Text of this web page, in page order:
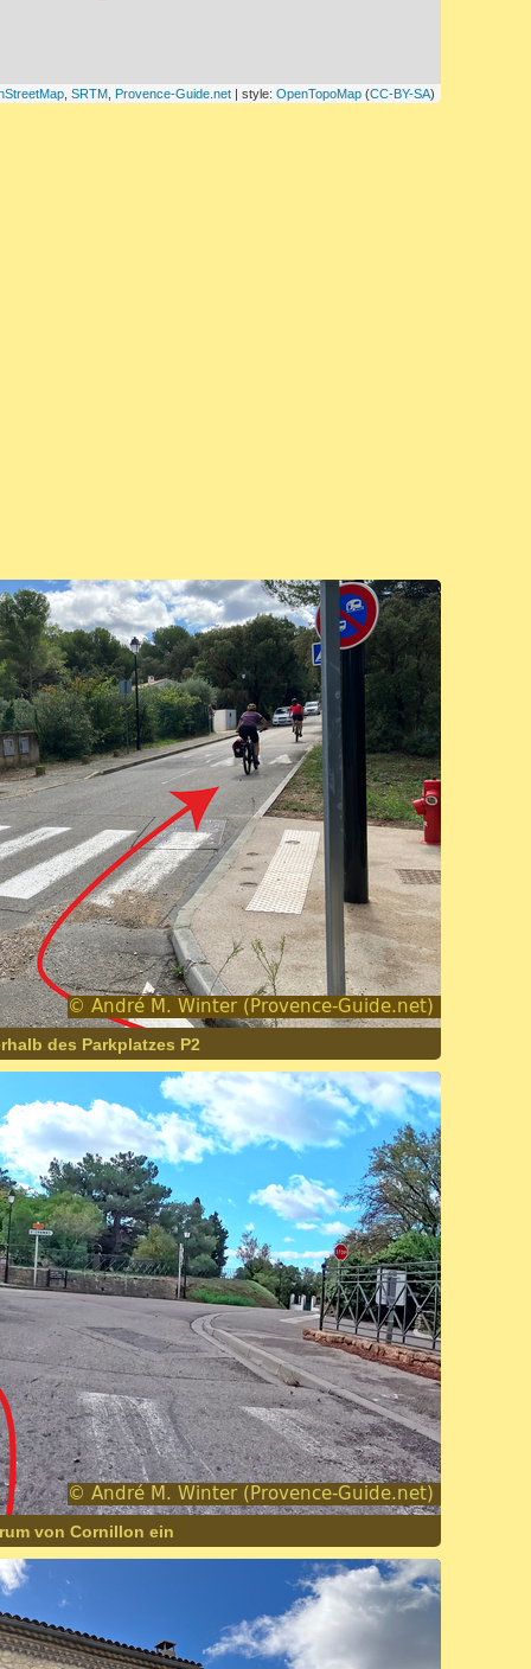
, SRTM, Provence-Guide.net| style: OpenTopoMap(CC-BY-SA)
des Parkplatzes P2
von Cornillon ein